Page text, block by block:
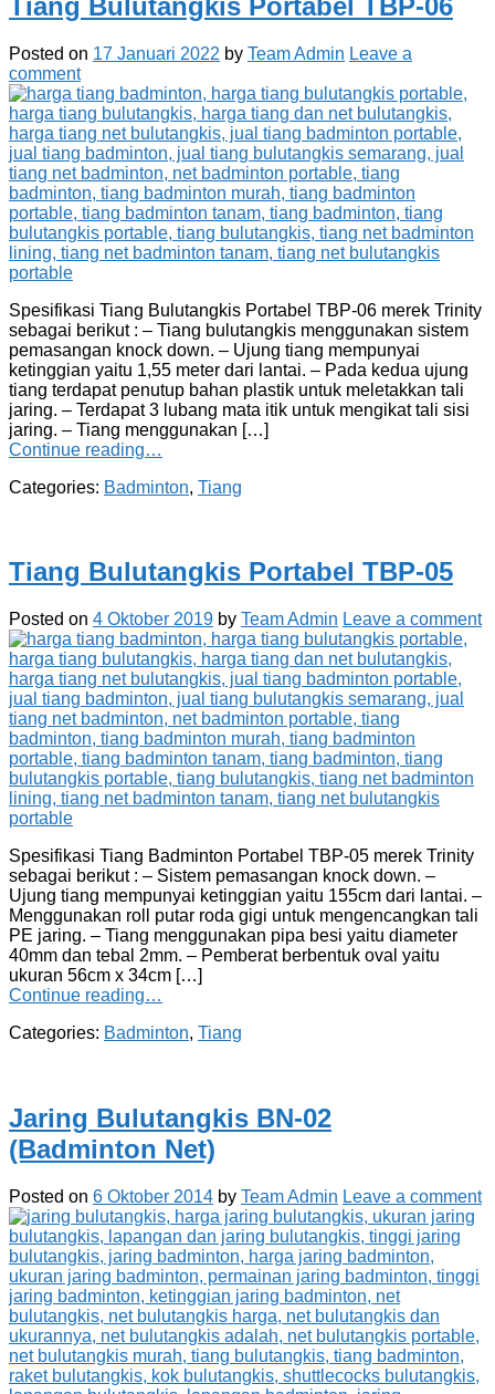
Posted on 17 Januari 2022 by Team Admin Leave a
comment
Spesifikasi Tiang Bulutangkis Portabel TBP-06 merek Trinity
sebagai berikut : – Tiang bulutangkis menggunakan sistem
pemasangan knock down. – Ujung tiang mempunyai
ketinggian yaitu 1,55 meter dari lantai. – Pada kedua ujung
tiang terdapat penutup bahan plastik untuk meletakkan tali
jaring. – Terdapat 3 lubang mata itik untuk mengikat tali sisi
jaring. – Tiang menggunakan […]
Continue reading…
Categories: Badminton, Tiang
Tiang Bulutangkis Portabel TBP-05
Posted on 4 Oktober 2019 by Team Admin Leave a comment
Spesifikasi Tiang Badminton Portabel TBP-05 merek Trinity
sebagai berikut : – Sistem pemasangan knock down. –
Ujung tiang mempunyai ketinggian yaitu 155cm dari lantai. –
Menggunakan roll putar roda gigi untuk mengencangkan tali
PE jaring. – Tiang menggunakan pipa besi yaitu diameter
40mm dan tebal 2mm. – Pemberat berbentuk oval yaitu
ukuran 56cm x 34cm […]
Continue reading…
Categories: Badminton, Tiang
Jaring Bulutangkis BN-02
(Badminton Net)
Posted on 6 Oktober 2014 by Team Admin Leave a comment